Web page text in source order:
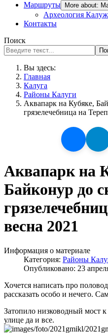
Маршруты
More about:
Археология
Контакты
Поиск
Вы здесь:
Главная
Калуга
Районы Калуги
Аквапарк на Кубяке,
грязелечебница на
Аквапарк на
Байконур до
весна 2021
Информация о материале
Категория: Районы
Опубликовано: 23
Хочется написать про
рассказать особо и нечего.
Затопило низководный мост
улице да и все.